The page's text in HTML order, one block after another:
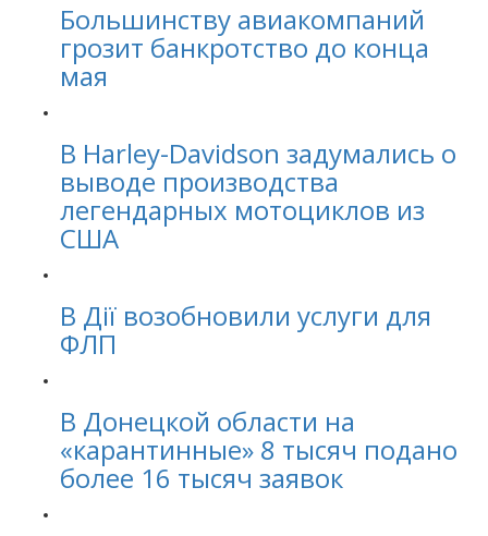
Большинству авиакомпаний
грозит банкротство до конца
мая
В Harley-Davidson задумались о
выводе производства
легендарных мотоциклов из
США
В Дії возобновили услуги для
ФЛП
В Донецкой области на
«карантинные» 8 тысяч подано
более 16 тысяч заявок